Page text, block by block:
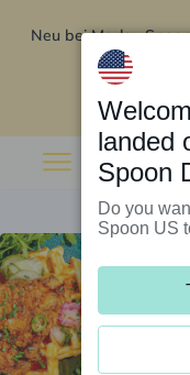
Neu bei Marley
Rabatt
landed
Spoon
Do you
Spoon US